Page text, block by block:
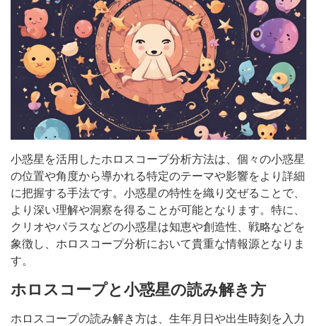
小惑星を活用したホロスコープ分析方法は、個々の小惑星
の位置や角度から導かれる特定のテーマや影響をより詳細
に把握する手法です。小惑星の特性を織り交ぜることで、
より深い理解や洞察を得ることが可能となります。特に、
クリオやパラスなどの小惑星は知恵や創造性、戦略などを
象徴し、ホロスコープ分析において貴重な情報源となりま
す。
ホロスコープと小惑星の読み解き方
ホロスコープの読み解き方は、生年月日や出生時刻を入力